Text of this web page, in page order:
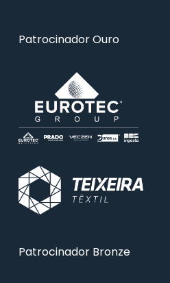
Patrocinador Ouro
Patrocinador Bronze